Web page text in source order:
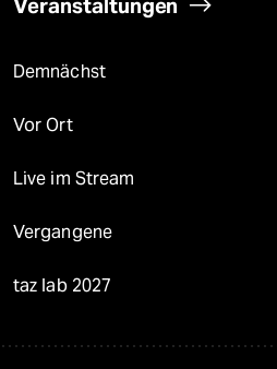
Veranstaltungen
Demnächst
Vor Ort
Live im Stream
Vergangene
taz lab 2027